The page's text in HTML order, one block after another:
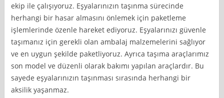
ekip ile çalışıyoruz. Eşyalarınızın taşınma sürecinde
herhangi bir hasar almasını önlemek için paketleme
işlemlerinde özenle hareket ediyoruz. Eşyalarınızı güvenle
taşımanız için gerekli olan ambalaj malzemelerini sağlıyor
ve en uygun şekilde paketliyoruz. Ayrıca taşıma araçlarımız
son model ve düzenli olarak bakımı yapılan araçlardır. Bu
sayede eşyalarınızın taşınması sırasında herhangi bir
aksilik yaşanmaz.